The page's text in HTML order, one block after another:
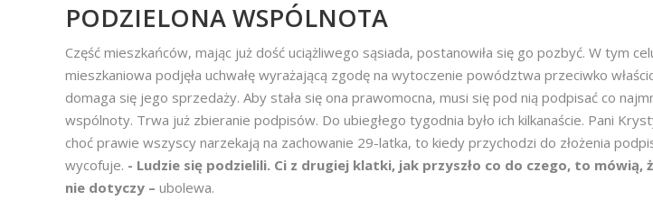
PODZIELONA WSPÓLNOTA
Część mieszkańców, mając już dość uciążliwego sąsiada, postanowiła się go pozbyć. W tym
mieszkaniowa podjęła uchwałę wyrażającą zgodę na wytoczenie powództwa przeciwko
domaga się jego sprzedaży. Aby stała się ona prawomocna, musi się pod nią podpisać co
wspólnoty. Trwa już zbieranie podpisów. Do ubiegłego tygodnia było ich kilkanaście. Pani
choć prawie wszyscy narzekają na zachowanie 29-latka, to kiedy przychodzi do złożenia
wycofuje. - Ludzie się podzielili. Ci z drugiej klatki, jak przyszło co do czego, to mówią,
nie dotyczy – ubolewa.